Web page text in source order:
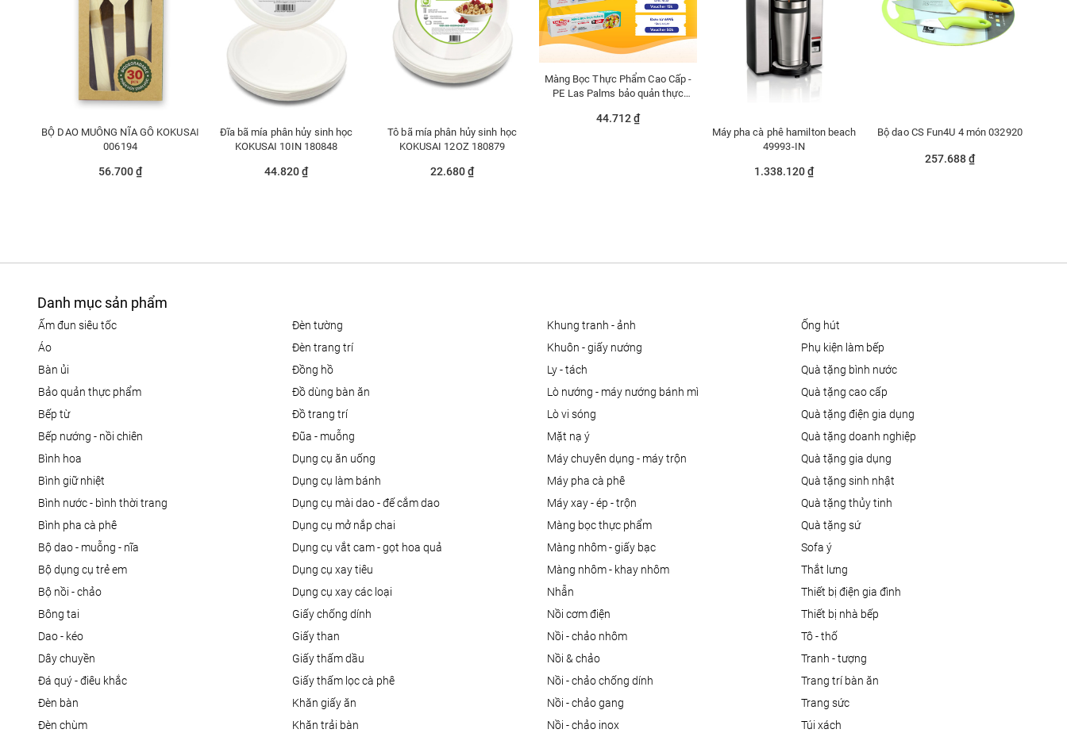
BỘ DAO MUỖNG NĨA GỖ KOKUSAI
006194
56.700 ₫
Đĩa bã mía phân hủy sinh học
KOKUSAI 10IN 180848
44.820 ₫
Tô bã mía phân hủy sinh học
KOKUSAI 12OZ 180879
22.680 ₫
Màng Bọc Thực Phẩm Cao Cấp -
PE Las Palms bảo quản thực
tuyệt đối
44.712 ₫
Máy pha cà phê hamilton beach
49993-IN
1.338.120 ₫
Bộ dao CS Fun4U 4 món 032920
257.688 ₫
Danh mục sản phẩm
ấm đun siêu tốc
áo
bàn ủi
bảo quản thực phẩm
bếp từ
bếp nướng - nồi chiên
bình hoa
bình giữ nhiệt
bình nước - bình thời trang
bình pha cà phê
bộ dao - muỗng - nĩa
bộ dụng cụ trẻ em
bộ nồi - chảo
bông tai
dao - kéo
dây chuyền
đá quý - điêu khắc
đèn bàn
đèn chùm
đèn tường
đèn trang trí
đồng hồ
đồ dùng bàn ăn
đồ trang trí
đũa - muỗng
dụng cụ ăn uống
dụng cụ làm bánh
dụng cụ mài dao - đế cắm dao
dụng cụ mở nắp chai
dụng cụ vắt cam - gọt hoa quả
dụng cụ xay tiêu
dụng cụ xay các loại
giấy chống dính
giấy than
giấy thấm dầu
giấy thấm lọc cà phê
khăn giấy ăn
khăn trải bàn
khung tranh - ảnh
khuôn - giấy nướng
ly - tách
lò nướng - máy nướng bánh mì
lò vi sóng
mặt nạ ý
máy chuyên dụng - máy trộn
máy pha cà phê
máy xay - ép - trộn
màng bọc thực phẩm
màng nhôm - giấy bạc
màng nhôm - khay nhôm
nhẫn
nồi cơm điện
nồi - chảo nhôm
nồi & chảo
nồi - chảo chống dính
nồi - chảo gang
nồi - chảo inox
ống hút
phụ kiện làm bếp
quà tặng bình nước
quà tặng cao cấp
quà tặng điện gia dụng
quà tặng doanh nghiệp
quà tặng gia dụng
quà tặng sinh nhật
quà tặng thủy tinh
quà tặng sứ
sofa ý
thắt lưng
thiết bị điện gia đình
thiết bị nhà bếp
tô - thố
tranh - tượng
trang trí bàn ăn
trang sức
túi xách